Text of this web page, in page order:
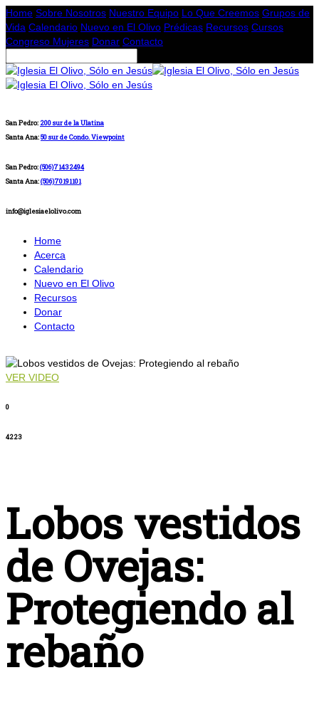
Home Sobre Nosotros Nuestro Equipo Lo Que Creemos Grupos de
Vida Calendario Nuevo en El Olivo Prédicas Recursos Cursos
Congreso Mujeres Donar Contacto
San Pedro: 200 sur de la Ulatina
Santa Ana:50 sur de Condo. Viewpoint
San Pedro:(506)71432494
Santa Ana:(506)70191101
info@iglesiaelolivo.com
Home
Acerca
Calendario
Nuevo en El Olivo
Recursos
Donar
Contacto
VER VIDEO
0
4223
Lobos vestidos
de Ovejas:
Protegiendo al
rebaño